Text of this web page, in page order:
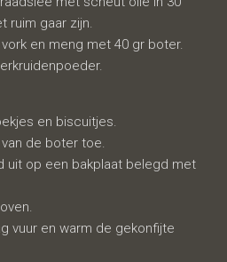
ruim gaar zijn.
en meng met 40 gr boter.
en biscuitjes.
de boter toe.
uit op een bakplaat belegd met
vuur en warm de gekonfijte